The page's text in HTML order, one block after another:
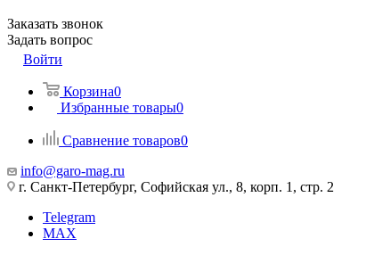
Заказать звонок
Задать вопрос
Войти
Корзина0
Избранные товары0
Сравнение товаров0
info@garo-mag.ru
г. Санкт-Петербург, Софийская ул., 8, корп. 1, стр. 2
Telegram
MAX